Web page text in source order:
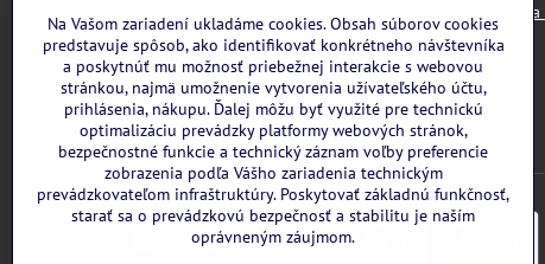
IBAN: SK3111000000002942143418
Nie sme platcami DPH
Všetky uvedené ceny sú vrátane DPH.
Formulár
Na Vašom zariadení ukladáme cookies. Obsah súborov cookies
predstavuje spôsob, ako identifikovať konkrétneho návštevníka
a poskytnúť mu možnosť priebežnej interakcie s webovou
stránkou, najmä umožnenie vytvorenia užívateľského účtu,
prihlásenia, nákupu. Ďalej môžu byť využité pre technickú
optimalizáciu prevádzky platformy webových stránok,
bezpečnostné funkcie a technický záznam voľby preferencie
zobrazenia podľa Vášho zariadenia technickým
prevádzkovateľom infraštruktúry. Poskytovať základnú funkčnosť,
starať sa o prevádzkovú bezpečnosť a stabilitu je naším
oprávneným záujmom.